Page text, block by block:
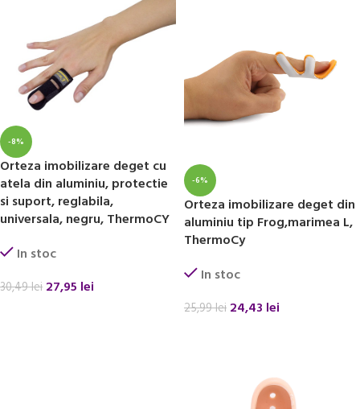
-8%
Orteza imobilizare deget cu
atela din aluminiu, protectie
si suport, reglabila,
universala, negru, ThermoCY
In stoc
30,49lei 27,95 lei
-6%
Orteza imobilizare deget din
aluminiu tip Frog,marimea L,
ThermoCy
In stoc
25,99lei 24,43 lei